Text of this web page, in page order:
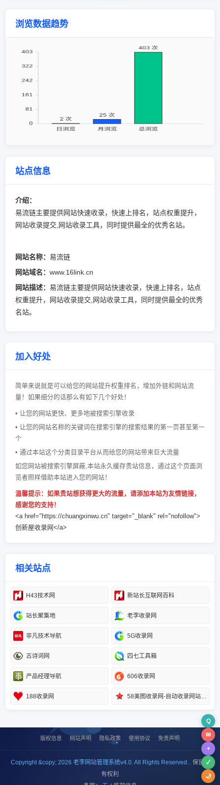
浏览数据趋势
站点信息
介绍：
易流链主要提供网站快速收录，快速上排名，站点权重提升，
网站收录提交,网站收录工具，同时提供最全的优秀名站。
网站名称： 易流链
网站域名： www.16link.cn
网站描述： 易流链主要提供网站快速收录，快速上排名，站点
权重提升，网站收录提交,网站收录工具，同时提供最全的优秀
名站。
加入好处
简单来说就是可以给您的网站提升权重排名，增加外链和网站流
量！如果细分的话那么有如下几个好处！
• 让您的网站更快、更多地被搜索引擎收录
• 让您的网站名称的关键词在搜索引擎的搜索结果的第一页甚至第一
个
• 通过本站这个分类目录平台从而给您的网站带来巨大流量
如您网站被搜索引擎屏蔽,本站永久缓存贵站信息，通过这个页面浏
览者照样借助本站进入您的网站！
温馨提示：如果贵站想获得更大的流量，请添加本站为友情链接，
感谢您的支持！
<a href="https://chuangxinwu.cn" target="_blank" rel="nofollow">
创新屋收录网</a>
相关站点
H43技术网 新站长互联网百科
站长聚集地 老李收录网
非凡技术导航 5G收录网
古诗词网 四七工具箱
产品经理导航 606收录网
188收录网
Q
✉
+
✓
🌙
版权信息 网站声明 隐私政策 使用协议 免责声明
Copyright &copy; 2026 老李网站管理系统v4.0. All Rights Reserved. . 保留所
有权利